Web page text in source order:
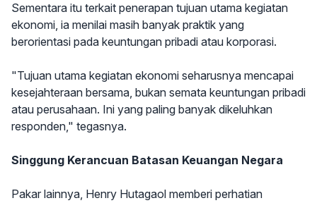
Sementara itu terkait penerapan tujuan utama kegiatan
ekonomi, ia menilai masih banyak praktik yang
berorientasi pada keuntungan pribadi atau korporasi.
"Tujuan utama kegiatan ekonomi seharusnya mencapai
kesejahteraan bersama, bukan semata keuntungan pribadi
atau perusahaan. Ini yang paling banyak dikeluhkan
responden," tegasnya.
Singgung Kerancuan Batasan Keuangan Negara
Pakar lainnya, Henry Hutagaol memberi perhatian